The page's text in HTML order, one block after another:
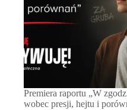
Premiera raportu „W
wobec presji, hejtu i